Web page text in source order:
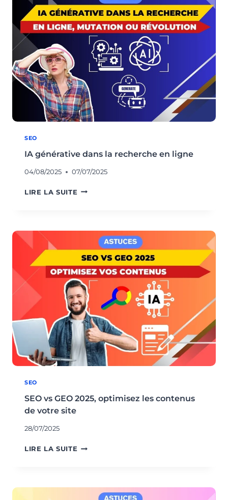
LE
BLOG
D’UN
SITE
SEO
IA générative dans la recherche en ligne
04/08/2025 07/07/2025
LIRE LA SUITE IA
RECHERCHE
LIGNE
SEO
SEO vs GEO 2025, optimisez les contenus
de votre site
28/07/2025
LIRE LA SUITE SEO
OPTIMISEZ